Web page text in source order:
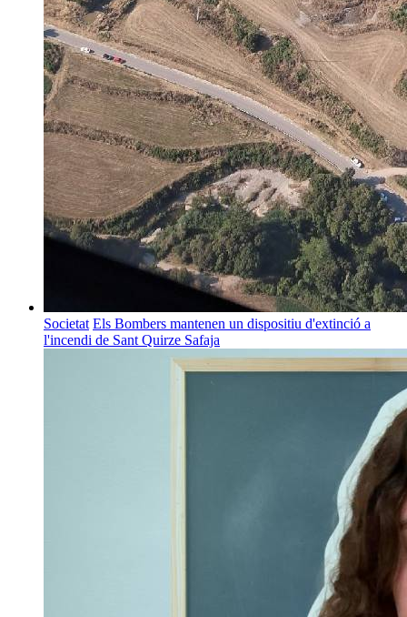
Societat Els Bombers mantenen un dispositiu d'extinció a
l'incendi de Sant Quirze Safaja